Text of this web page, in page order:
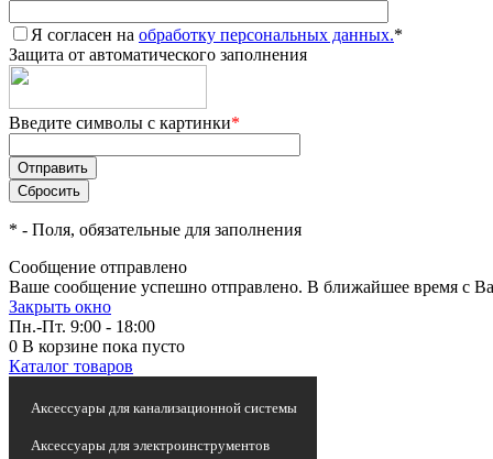
Я согласен на обработку персональных данных.*
Защита от автоматического заполнения
Введите символы с картинки*
* - Поля, обязательные для заполнения
Сообщение отправлено
Ваше сообщение успешно отправлено. В ближайшее время с
Закрыть окно
Пн.-Пт. 9:00 - 18:00
0 В корзине пока пусто
Каталог товаров
Аксессуары для канализационной системы
Аксессуары для электроинструментов